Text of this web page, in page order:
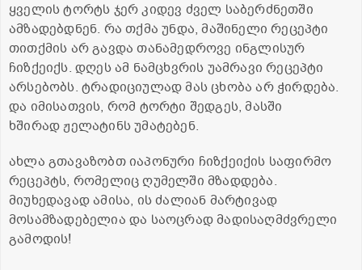
ყველის ტორტს ჯერ კიდევ ძველ საბერძნეთში
ამზადებდნენ. რა თქმა უნდა, მაშინელი რეცეპტი
თითქმის არ გავდა თანამედროვე ინგლისურ
ჩიზქეიქს. დღეს ამ ნამცხვრის უამრავი რეცეპტი
არსებობს. ტრადიციულად მას ცხობა არ ჭირდება.
და იმისათვის, რომ ტორტი შედგეს, მასში
ხშირად ჟელატინს უმატებენ.
ახლა გთავაზობთ იაპონური ჩიზქეიქის საფირმო
რეცეპტს, რომელიც ღუმელში მზადდება.
მიუხედავად ამისა, ის ძალიან მარტივად
მოსამზადებელია და საოცრად მადისაღმძვრელი
გამოდის!